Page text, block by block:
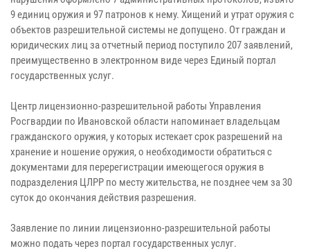
9 единиц оружия и 97 патронов к нему. Хищений и утрат оружия с
объектов разрешительной системы не допущено. От граждан и
юридических лиц за отчетный период поступило 207 заявлений,
преимущественно в электронном виде через Единый портал
государственных услуг.
Центр лицензионно-разрешительной работы Управления
Росгвардии по Ивановской области напоминает владельцам
гражданского оружия, у которых истекает срок разрешений на
хранение и ношение оружия, о необходимости обратиться с
документами для перерегистрации имеющегося оружия в
подразделения ЦЛРР по месту жительства, не позднее чем за 30
суток до окончания действия разрешения.
Заявление по линии лицензионно-разрешительной работы
можно подать через портал государственных услуг.